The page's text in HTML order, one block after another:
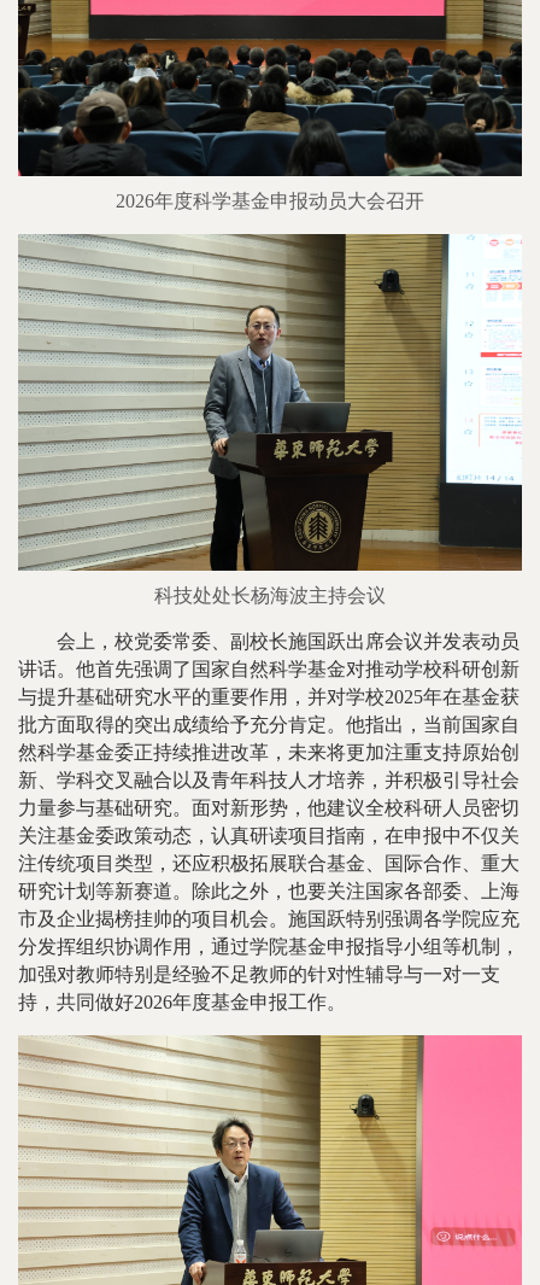
2026年度科学基金申报动员大会召开
科技处处长杨海波主持会议
会上，校党委常委、副校长施国跃出席会议并发表动员
讲话。他首先强调了国家自然科学基金对推动学校科研创新
与提升基础研究水平的重要作用，并对学校2025年在基金获
批方面取得的突出成绩给予充分肯定。他指出，当前国家自
然科学基金委正持续推进改革，未来将更加注重支持原始创
新、学科交叉融合以及青年科技人才培养，并积极引导社会
力量参与基础研究。面对新形势，他建议全校科研人员密切
关注基金委政策动态，认真研读项目指南，在申报中不仅关
注传统项目类型，还应积极拓展联合基金、国际合作、重大
研究计划等新赛道。除此之外，也要关注国家各部委、上海
市及企业揭榜挂帅的项目机会。施国跃特别强调各学院应充
分发挥组织协调作用，通过学院基金申报指导小组等机制，
加强对教师特别是经验不足教师的针对性辅导与一对一支
持，共同做好2026年度基金申报工作。